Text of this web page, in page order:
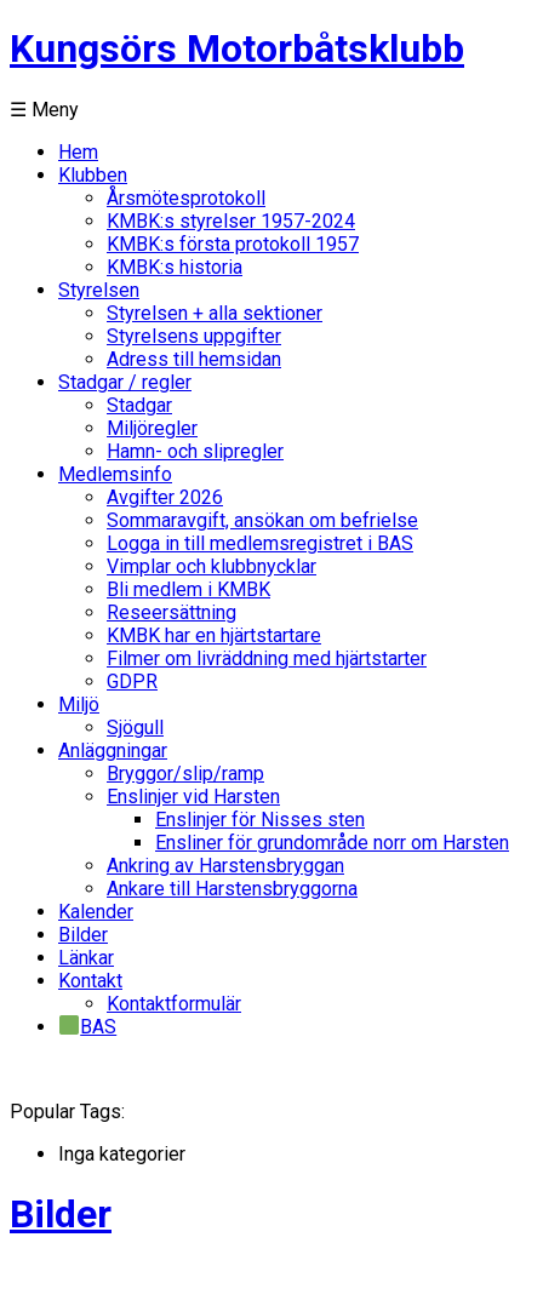
Kungsörs Motorbåtsklubb
☰ Meny
Hem
Klubben
Årsmötesprotokoll
KMBK:s styrelser 1957-2024
KMBK:s första protokoll 1957
KMBK:s historia
Styrelsen
Styrelsen + alla sektioner
Styrelsens uppgifter
Adress till hemsidan
Stadgar / regler
Stadgar
Miljöregler
Hamn- och slipregler
Medlemsinfo
Avgifter 2026
Sommaravgift, ansökan om befrielse
Logga in till medlemsregistret i BAS
Vimplar och klubbnycklar
Bli medlem i KMBK
Reseersättning
KMBK har en hjärtstartare
Filmer om livräddning med hjärtstarter
GDPR
Miljö
Sjögull
Anläggningar
Bryggor/slip/ramp
Enslinjer vid Harsten
Enslinjer för Nisses sten
Ensliner för grundområde norr om Harsten
Ankring av Harstensbryggan
Ankare till Harstensbryggorna
Kalender
Bilder
Länkar
Kontakt
Kontaktformulär
BAS
Popular Tags:
Inga kategorier
Bilder